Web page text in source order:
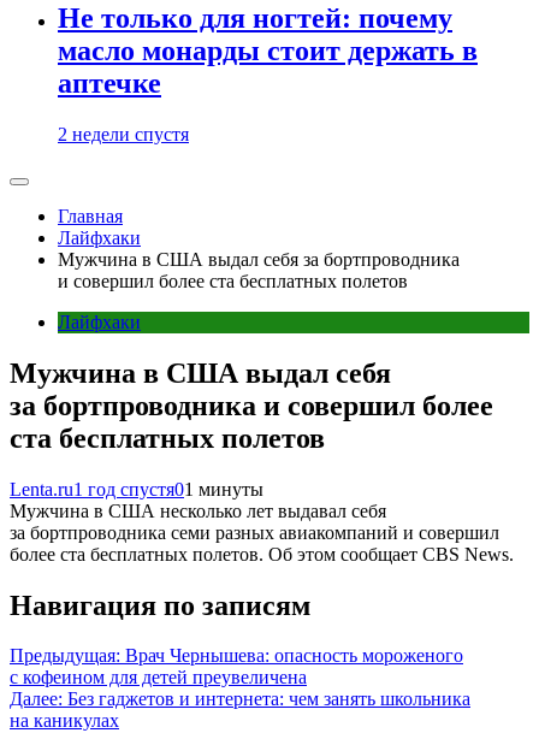
Не только для ногтей: почему
масло монарды стоит держать в
аптечке
2 недели спустя
Главная
Лайфхаки
Мужчина в США выдал себя за бортпроводника
и совершил более ста бесплатных полетов
Лайфхаки
Мужчина в США выдал себя
за бортпроводника и совершил более
ста бесплатных полетов
Lenta.ru1 год спустя01 минуты
Мужчина в США несколько лет выдавал себя
за бортпроводника семи разных авиакомпаний и совершил
более ста бесплатных полетов. Об этом сообщает CBS News.
Навигация по записям
Предыдущая: Врач Чернышева: опасность мороженого
с кофеином для детей преувеличена
Далее: Без гаджетов и интернета: чем занять школьника
на каникулах